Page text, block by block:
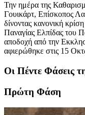
Την ημέρα της
Γουικάρτ, Επίσκοπος
δίνοντας κανονική
Παναγίας Ελπίδας του
αποδοχή από την
αφιερώθηκε στις 15
Οι Πέντε Φάσεις
Πρώτη Φάση